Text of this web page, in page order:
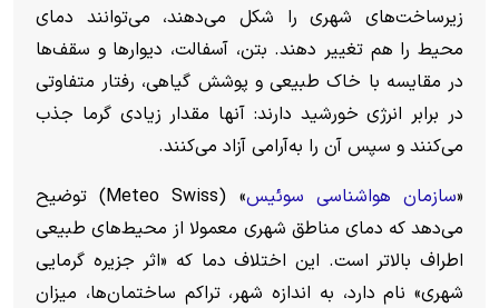
زیرساخت‌های شهری را شکل می‌دهند، می‌توانند دمای
محیط را هم تغییر دهند. بتن، آسفالت، دیوار‌ها و سقف‌ها
در مقایسه با خاک طبیعی و پوشش گیاهی، رفتار متفاوتی
در برابر انرژی خورشید دارند: آنها مقدار زیادی گرما جذب
می‌کنند و سپس آن را به‌آرامی آزاد می‌کنند.
«سازمان هواشناسی سوئیس
» (Meteo Swiss) توضیح
می‌دهد که دمای مناطق شهری معمولا از محیط‌های طبیعی
اطراف بالاتر است. این اختلاف دما که «اثر جزیره گرمایی
شهری» نام دارد، به اندازه شهر، تراکم ساختمان‌ها، میزان